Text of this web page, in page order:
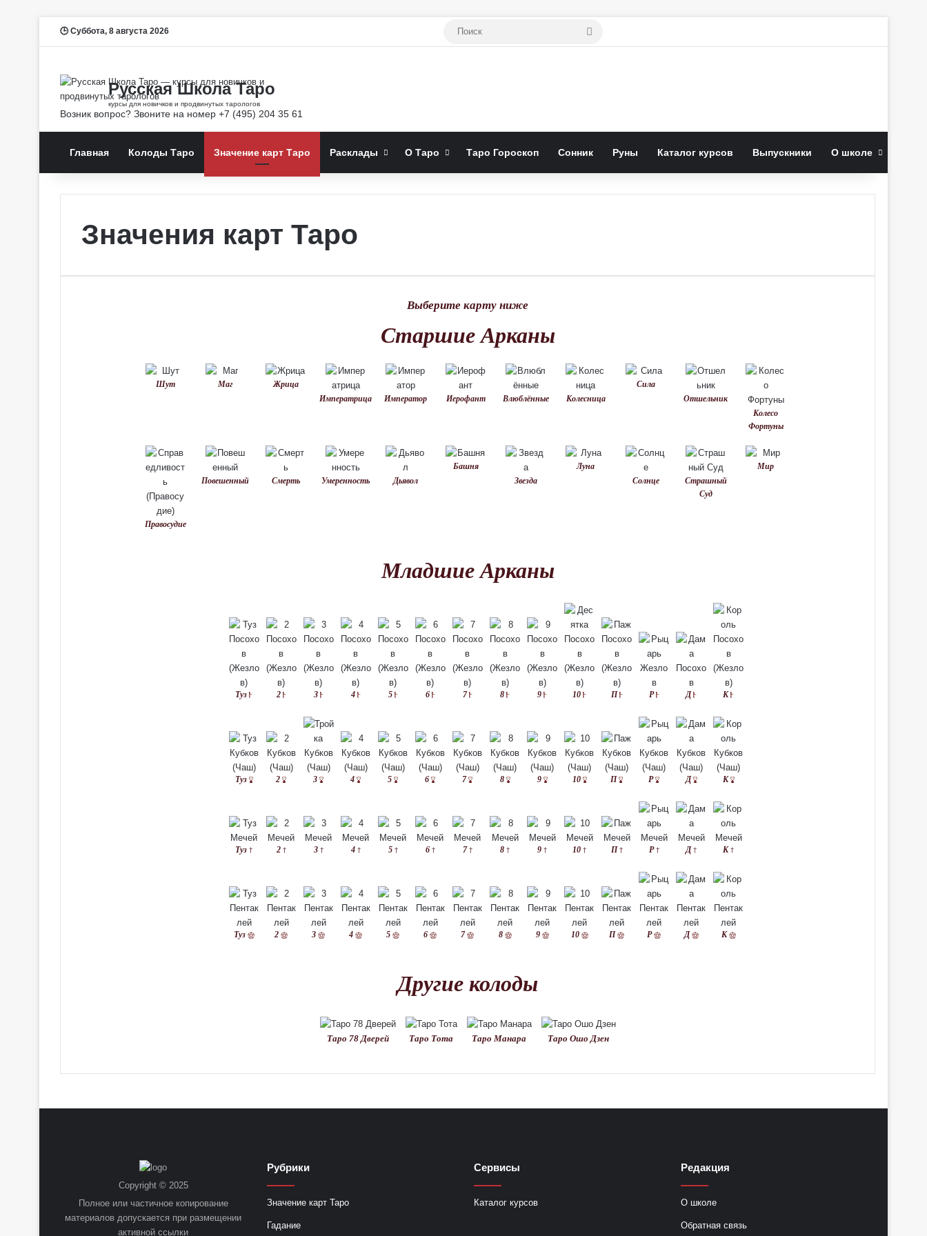
Суббота, 8 августа 2026
Главная Колоды Таро Значение карт Таро Расклады О Таро Таро Гороскоп Сонник Руны Каталог курсов Выпускники О школе
Значения карт Таро
Выберите карту ниже
Старшие Арканы
Шут Маг
Жрица
Императрица
Император Иерофант Влюблённые Колесница
Сила
Отшельник
Колесо
Фортуны
Правосудие
Повешенный Смерть Умеренность Дьявол
Башня
Звезда
Луна
Солнце
Страшный
Суд
Мир
Младшие Арканы
Туз 2 3 4 5 6 7 8 9 10 П Р Д К
Туз 2 3 4 5 6 7 8 9 10 П Р Д К
Туз 2 3 4 5 6 7 8 9 10 П Р Д К
Туз 2 3 4 5 6 7 8 9 10 П Р Д К
Другие колоды
Таро 78 Дверей Таро Тота Таро Манара Таро Ошо Дзен
Copyright © 2025
Полное или частичное копирование
материалов допускается при размещении
активной ссылки
Рубрики
Значение карт Таро
Гадание
Сервисы
Каталог курсов
Редакция
О школе
Обратная связь